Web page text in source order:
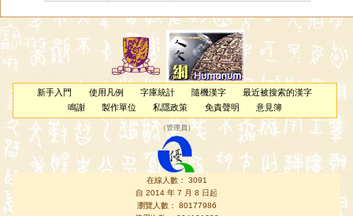
新手入門 使用凡例 字庫統計 隨機漢字
最近被搜索的漢字
鳴謝
製作單位 私隱政策 免責聲明 意見簿
（管理員 ）
在線人數： 3091
自 2014 年 7 月 8 日起
瀏覽人數： 80177986